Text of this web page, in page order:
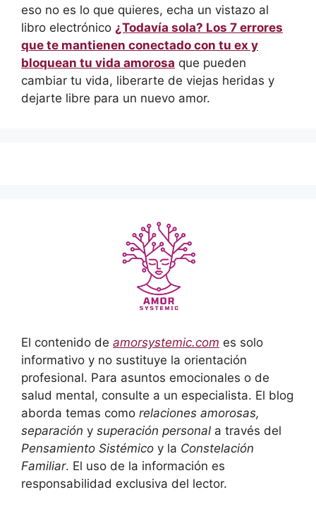
eso no es lo que quieres, echa un vistazo al
libro electrónico ¿Todavía sola? Los 7 errores
que te mantienen conectado con tu ex y
bloquean tu vida amorosa que pueden
cambiar tu vida, liberarte de viejas heridas y
dejarte libre para un nuevo amor.
El contenido de amorsystemic.com es solo
informativo y no sustituye la orientación
profesional. Para asuntos emocionales o de
salud mental, consulte a un especialista. El blog
aborda temas como relaciones amorosas,
separación y superación personal a través del
Pensamiento Sistémico y la Constelación
Familiar. El uso de la información es
responsabilidad exclusiva del lector.